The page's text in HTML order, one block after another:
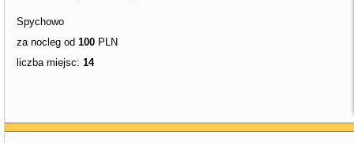
Spychowo
za nocleg od 100 PLN
liczba miejsc: 14